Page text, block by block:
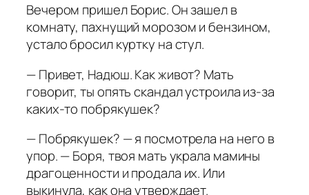
Вечером пришел Борис. Он зашел в
комнату, пахнущий морозом и бензином,
устало бросил куртку на стул.
— Привет, Надюш. Как живот? Мать
говорит, ты опять скандал устроила из-за
каких-то побрякушек?
— Побрякушек? — я посмотрела на него в
упор. — Боря, твоя мать украла мамины
драгоценности и продала их. Или
выкинула, как она утверждает.